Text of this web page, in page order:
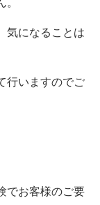
気になることは
行いますのでご
でお客様のご要